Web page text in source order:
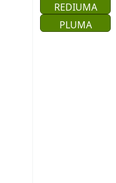
REDIUMA
PLUMA